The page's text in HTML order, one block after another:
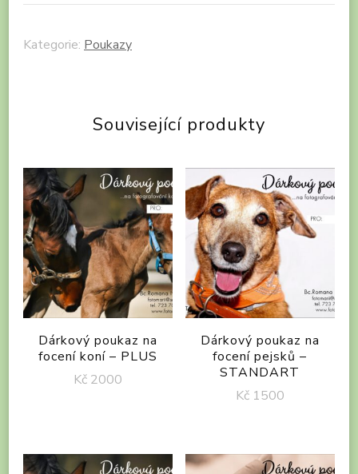
koní
–
Kategorie: Poukazy
Související produkty
Dárkový poukaz na
focení koní – PLUS
Kč 2000
Dárkový poukaz na
focení pejsků –
STANDART
Kč1500